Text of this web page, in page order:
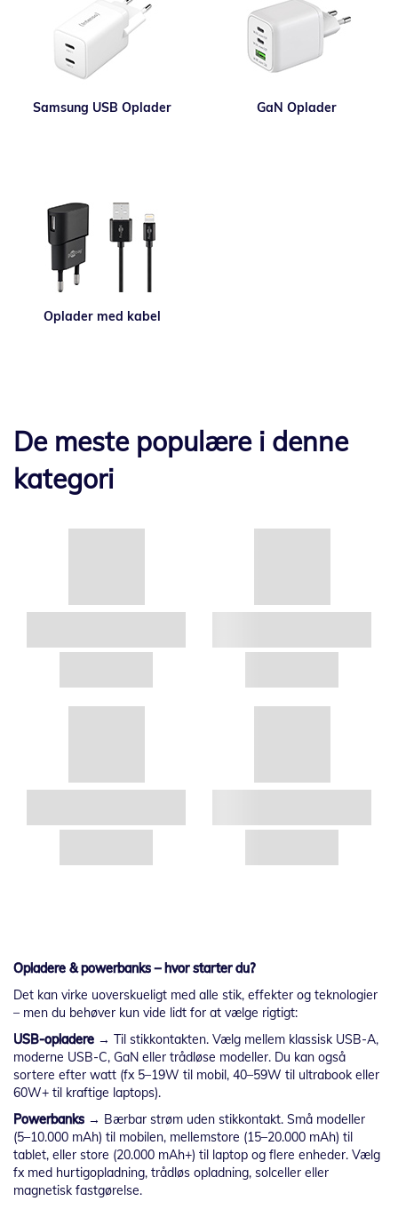
Samsung USB Oplader GaN Oplader
Oplader med kabel
De meste populære i denne
kategori
Opladere & powerbanks – hvor starter du?
Det kan virke uoverskueligt med alle stik, effekter og teknologier
– men du behøver kun vide lidt for at vælge rigtigt:
USB-opladere → Til stikkontakten. Vælg mellem klassisk USB-A,
moderne USB-C, GaN eller trådløse modeller. Du kan også
sortere efter watt (fx 5–19W til mobil, 40–59W til ultrabook eller
60W+ til kraftige laptops).
Powerbanks → Bærbar strøm uden stikkontakt. Små modeller
(5–10.000 mAh) til mobilen, mellemstore (15–20.000 mAh) til
tablet, eller store (20.000 mAh+) til laptop og flere enheder. Vælg
fx med hurtigopladning, trådløs opladning, solceller eller
magnetisk fastgørelse.